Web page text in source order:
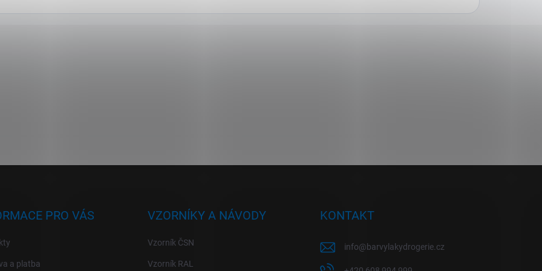
PRO VÁS
a platba
VZORNÍKY A NÁVODY
Vzorník ČSN
Vzorník RAL
KONTAKT
info@barvylakydrogerie.cz